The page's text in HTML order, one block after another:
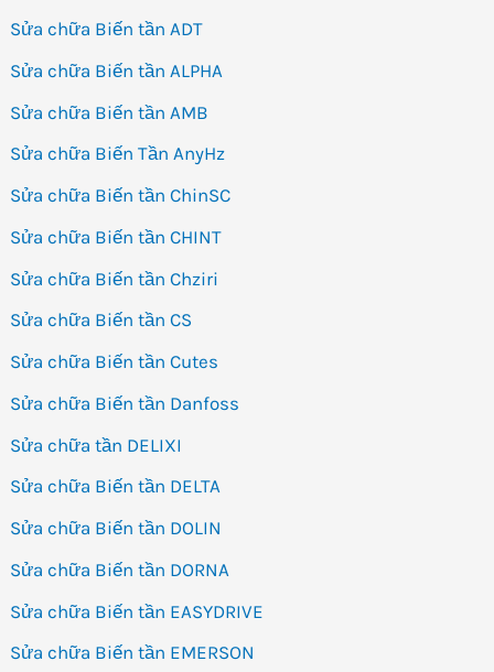
Sửa chữa Biến tần ADT
Sửa chữa Biến tần ALPHA
Sửa chữa Biến tần AMB
Sửa chữa Biến Tần AnyHz
Sửa chữa Biến tần ChinSC
Sửa chữa Biến tần CHINT
Sửa chữa Biến tần Chziri
Sửa chữa Biến tần CS
Sửa chữa Biến tần Cutes
Sửa chữa Biến tần Danfoss
Sửa chữa tần DELIXI
Sửa chữa Biến tần DELTA
Sửa chữa Biến tần DOLIN
Sửa chữa Biến tần DORNA
Sửa chữa Biến tần EASYDRIVE
Sửa chữa Biến tần EMERSON